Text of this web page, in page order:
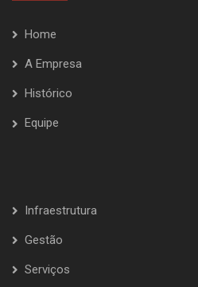
Home
A Empresa
Histórico
Equipe
Infraestrutura
Gestão
Serviços